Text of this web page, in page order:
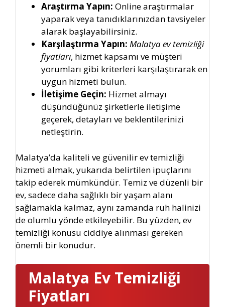
Araştırma Yapın: Online araştırmalar
yaparak veya tanıdıklarınızdan tavsiyeler
alarak başlayabilirsiniz.
Karşılaştırma Yapın: Malatya ev temizliği
fiyatları, hizmet kapsamı ve müşteri
yorumları gibi kriterleri karşılaştırarak en
uygun hizmeti bulun.
İletişime Geçin: Hizmet almayı
düşündüğünüz şirketlerle iletişime
geçerek, detayları ve beklentilerinizi
netleştirin.
Malatya’da kaliteli ve güvenilir ev temizliği
hizmeti almak, yukarıda belirtilen ipuçlarını
takip ederek mümkündür. Temiz ve düzenli bir
ev, sadece daha sağlıklı bir yaşam alanı
sağlamakla kalmaz, aynı zamanda ruh halinizi
de olumlu yönde etkileyebilir. Bu yüzden, ev
temizliği konusu ciddiye alınması gereken
önemli bir konudur.
Malatya Ev Temizliği
Fiyatları